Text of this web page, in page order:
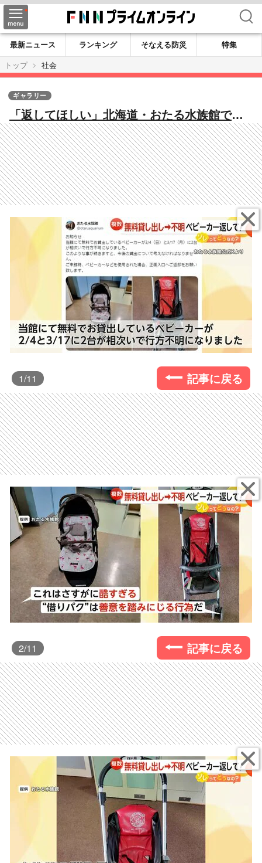
検索
最新ニュース ランキング そなえる防災
特集
トップ
社会
「返してほしい」北海道・おたる水族館で無
料貸し出しベビーカーが行方不明に スーパ
ーのかご持ち去りも多発「半年に100個くら
い」
ギャラリー
1/11 記事に戻る
2/11 記事に戻る